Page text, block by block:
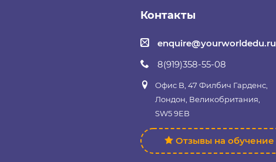
Контакты
enquire@yourworldedu.ru
8(919)358-55-08
Офис B, 47 Филбич Гарденс,
Лондон, Великобритания,
SW5 9EB
Отзывы на обучение